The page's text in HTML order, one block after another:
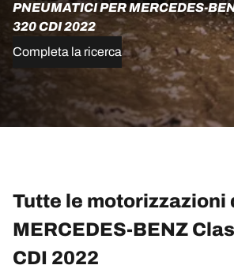
PNEUMATICI PER MERCEDES-
320 CDI 2022
Completa la ricerca
Tutte le motorizzazioni
MERCEDES-BENZ
CDI 2022